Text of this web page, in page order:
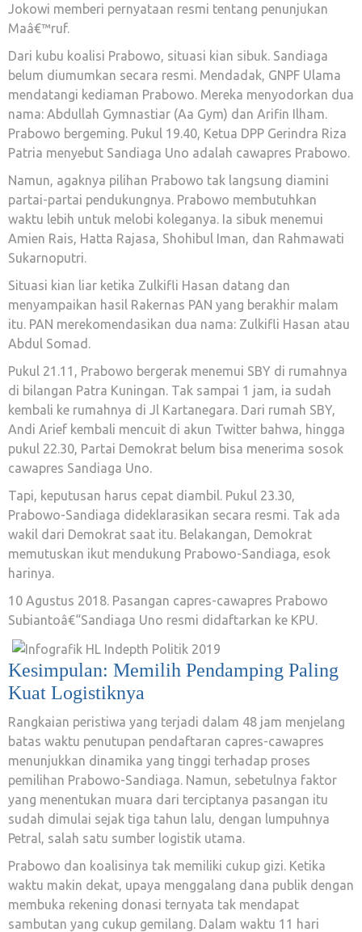
Jokowi memberi pernyataan resmi tentang penunjukan
Maâ€™ruf.
Dari kubu koalisi Prabowo, situasi kian sibuk. Sandiaga
belum diumumkan secara resmi. Mendadak, GNPF Ulama
mendatangi kediaman Prabowo. Mereka menyodorkan dua
nama: Abdullah Gymnastiar (Aa Gym) dan Arifin Ilham.
Prabowo bergeming. Pukul 19.40, Ketua DPP Gerindra Riza
Patria menyebut Sandiaga Uno adalah cawapres Prabowo.
Namun, agaknya pilihan Prabowo tak langsung diamini
partai-partai pendukungnya. Prabowo membutuhkan
waktu lebih untuk melobi koleganya. Ia sibuk menemui
Amien Rais, Hatta Rajasa, Shohibul Iman, dan Rahmawati
Sukarnoputri.
Situasi kian liar ketika Zulkifli Hasan datang dan
menyampaikan hasil Rakernas PAN yang berakhir malam
itu. PAN merekomendasikan dua nama: Zulkifli Hasan atau
Abdul Somad.
Pukul 21.11, Prabowo bergerak menemui SBY di rumahnya
di bilangan Patra Kuningan. Tak sampai 1 jam, ia sudah
kembali ke rumahnya di Jl Kartanegara. Dari rumah SBY,
Andi Arief kembali mencuit di akun Twitter bahwa, hingga
pukul 22.30, Partai Demokrat belum bisa menerima sosok
cawapres Sandiaga Uno.
Tapi, keputusan harus cepat diambil. Pukul 23.30,
Prabowo-Sandiaga dideklarasikan secara resmi. Tak ada
wakil dari Demokrat saat itu. Belakangan, Demokrat
memutuskan ikut mendukung Prabowo-Sandiaga, esok
harinya.
10 Agustus 2018. Pasangan capres-cawapres Prabowo
Subiantoâ€“Sandiaga Uno resmi didaftarkan ke KPU.
Kesimpulan: Memilih Pendamping Paling
Kuat Logistiknya
Rangkaian peristiwa yang terjadi dalam 48 jam menjelang
batas waktu penutupan pendaftaran capres-cawapres
menunjukkan dinamika yang tinggi terhadap proses
pemilihan Prabowo-Sandiaga. Namun, sebetulnya faktor
yang menentukan muara dari terciptanya pasangan itu
sudah dimulai sejak tiga tahun lalu, dengan lumpuhnya
Petral, salah satu sumber logistik utama.
Prabowo dan koalisinya tak memiliki cukup gizi. Ketika
waktu makin dekat, upaya menggalang dana publik dengan
membuka rekening donasi ternyata tak mendapat
sambutan yang cukup gemilang. Dalam waktu 11 hari